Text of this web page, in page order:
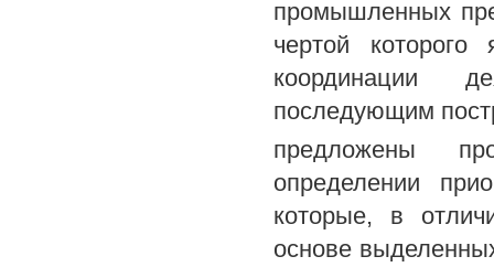
промышленных
чертой которого
координации
последующим
предложены
определении
которые, в
основе